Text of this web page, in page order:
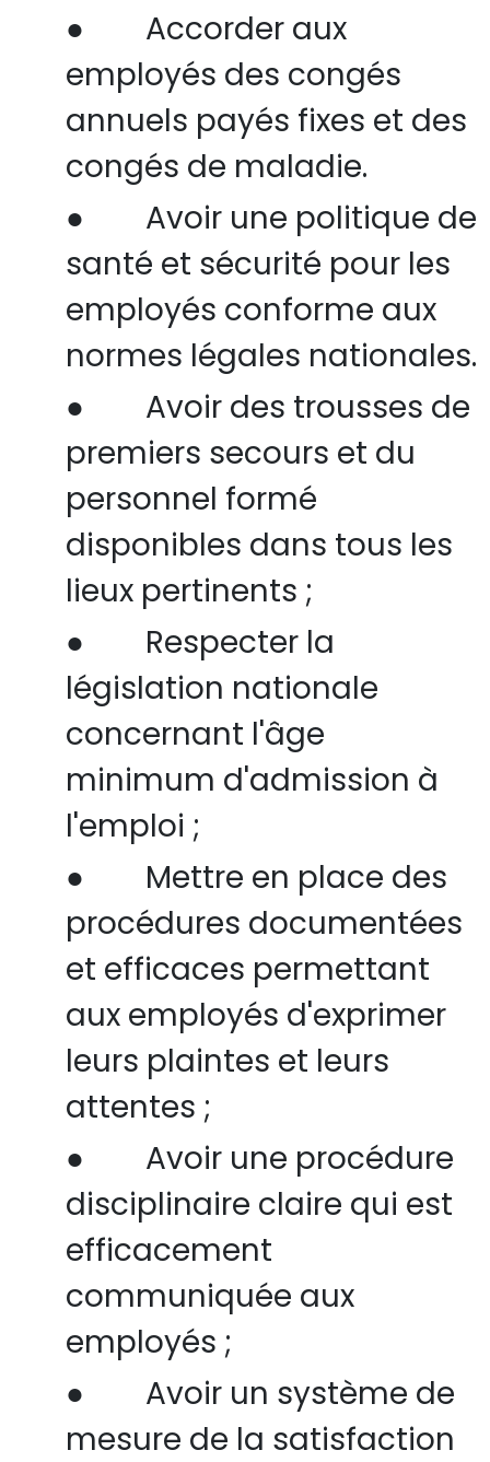
●
Accorder aux
employés des congés
annuels payés fixes et des
congés de maladie.
●
Avoir une politique de
santé et sécurité pour les
employés conforme aux
normes légales nationales.
●
Avoir des trousses de
premiers secours et du
personnel formé
disponibles dans tous les
lieux pertinents ;
●
Respecter la
législation nationale
concernant l'âge
minimum d'admission à
l'emploi ;
●
Mettre en place des
procédures documentées
et efficaces permettant
aux employés d'exprimer
leurs plaintes et leurs
attentes ;
●
Avoir une procédure
disciplinaire claire qui est
efficacement
communiquée aux
employés ;
●
Avoir un système de
mesure de la satisfaction